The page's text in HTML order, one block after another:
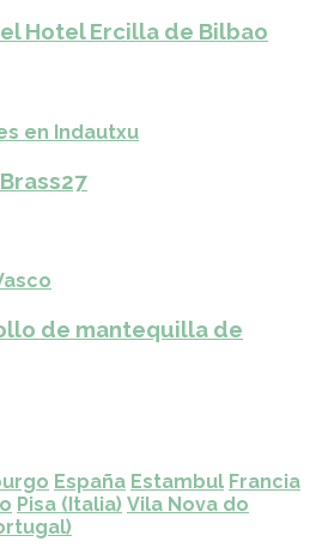
Hotel Ercilla de Bilbao
en Indautxu
de mantequilla de
España Estambul Francia
Pisa (Italia) Vila Nova do